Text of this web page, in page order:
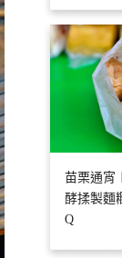
苗栗通宵
酵揉製麵
Q